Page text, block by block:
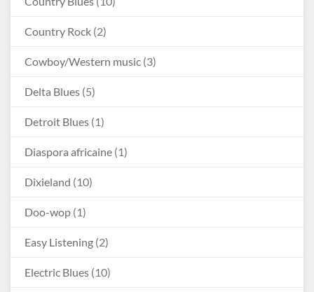
Country Rock (2)
Cowboy/Western music (3)
Delta Blues (5)
Detroit Blues (1)
Diaspora africaine (1)
Dixieland (10)
Doo-wop (1)
Easy Listening (2)
Electric Blues (10)